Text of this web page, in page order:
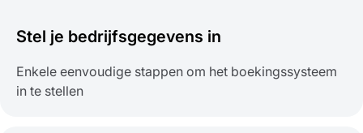
Stel je bedrijfsgegevens in
Enkele eenvoudige stappen om het boekingssysteem
in te stellen